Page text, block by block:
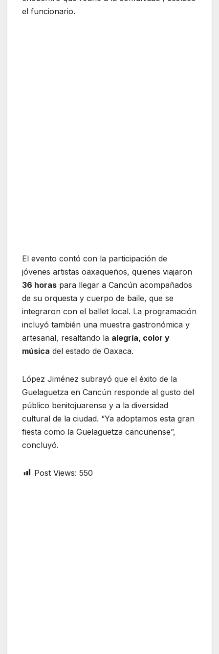
el funcionario.
El evento contó con la participación de
jóvenes artistas oaxaqueños, quienes viajaron
36 horas para llegar a Cancún acompañados
de su orquesta y cuerpo de baile, que se
integraron con el ballet local. La programación
incluyó también una muestra gastronómica y
artesanal, resaltando la alegría, color y
música del estado de Oaxaca.
López Jiménez subrayó que el éxito de la
Guelaguetza en Cancún responde al gusto del
público benitojuarense y a la diversidad
cultural de la ciudad. “Ya adoptamos esta gran
fiesta como la Guelaguetza cancunense”,
concluyó.
Post Views: 550